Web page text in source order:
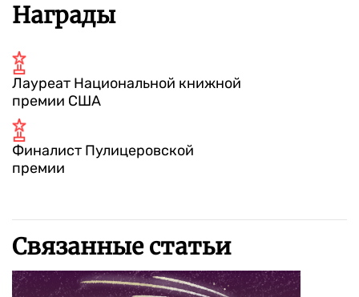
Награды
Лауреат Национальной книжной
премии США
Финалист Пулицеровской
премии
Связанные статьи